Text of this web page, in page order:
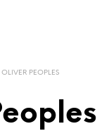
OLIVER PEOPLES